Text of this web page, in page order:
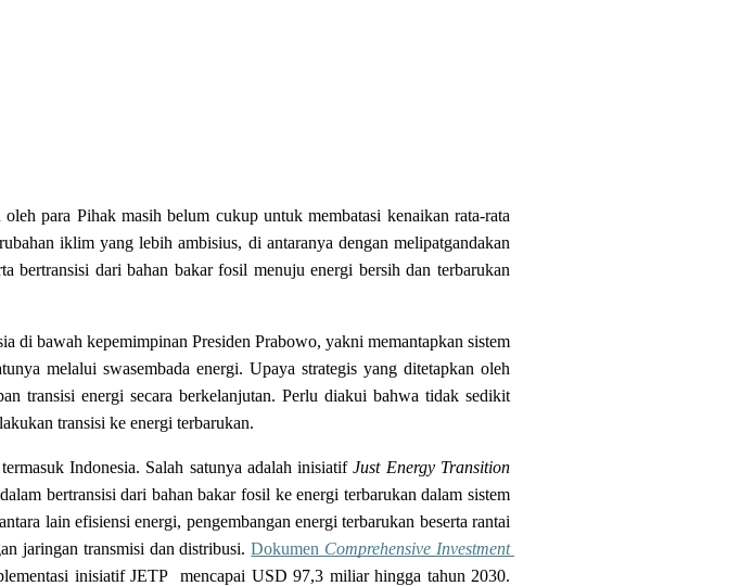
para Pihak masih belum cukup untuk membatasi kenaikan rata-rata
iklim yang lebih ambisius, di antaranya dengan melipatgandakan
bertransisi dari bahan bakar fosil menuju energi bersih dan terbarukan
di bawah kepemimpinan Presiden Prabowo, yakni memantapkan sistem
melalui swasembada energi. Upaya strategis yang ditetapkan oleh
transisi energi secara berkelanjutan. Perlu diakui bahwa tidak sedikit
transisi ke energi terbarukan.
Indonesia. Salah satunya adalah inisiatif Just Energy Transition
bertransisi dari bahan bakar fosil ke energi terbarukan dalam sistem
lain efisiensi energi, pengembangan energi terbarukan beserta rantai
jaringan transmisi dan distribusi. Dokumen Comprehensive Investment
inisiatif JETP  mencapai USD 97,3 miliar hingga tahun 2030.